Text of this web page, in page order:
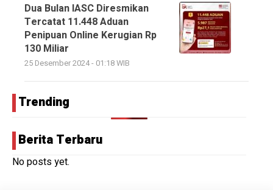
Dua Bulan IASC Diresmikan
Tercatat 11.448 Aduan
Penipuan Online Kerugian Rp
130 Miliar
25 Desember 2024 - 01:18 WIB
Trending
Berita Terbaru
No posts yet.